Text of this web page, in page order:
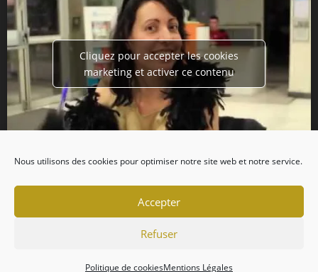
Nous utilisons des cookies pour optimiser notre site web et notre service.
Accepter
Refuser
Politique de cookiesMentions Légales
Cliquez pour accepter les cookies
marketing et activer ce contenu